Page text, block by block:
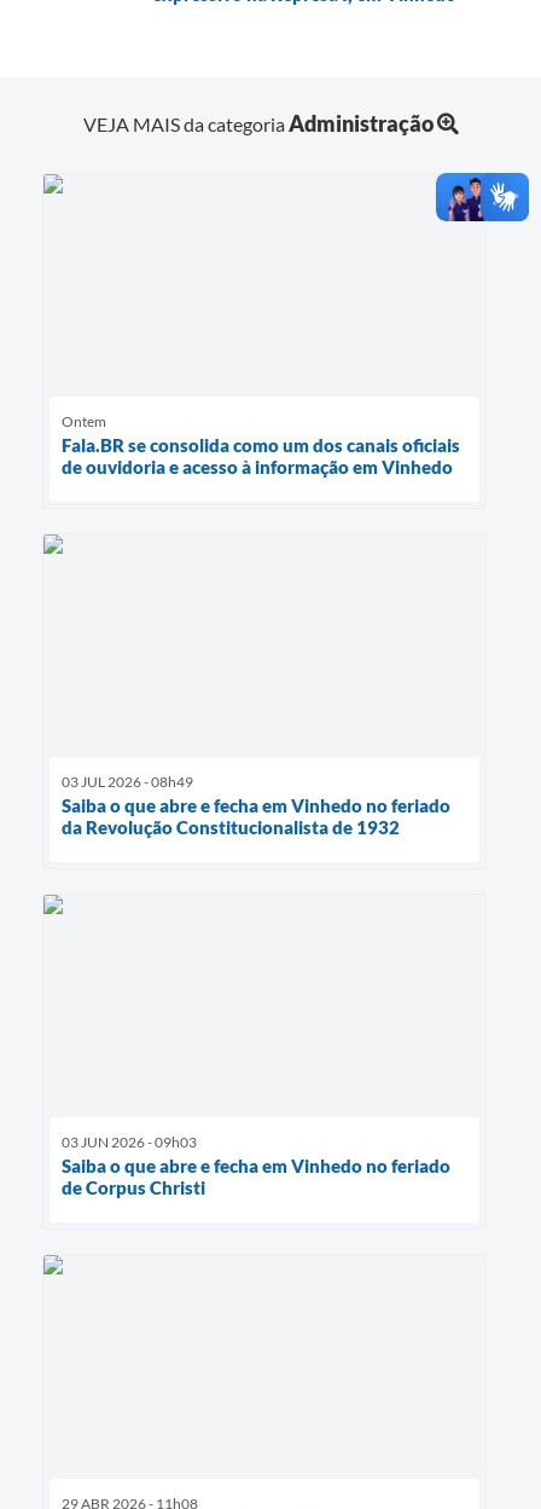
VEJA MAIS da categoriaAdministração
Ontem
Fala.BR se consolida como um dos canais oficiais
de ouvidoria e acesso à informação em Vinhedo
03 JUL 2026 - 08h49
Saiba o que abre e fecha em Vinhedo no feriado
da Revolução Constitucionalista de 1932
03 JUN 2026 - 09h03
Saiba o que abre e fecha em Vinhedo no feriado
de Corpus Christi
29 ABR 2026 - 11h08